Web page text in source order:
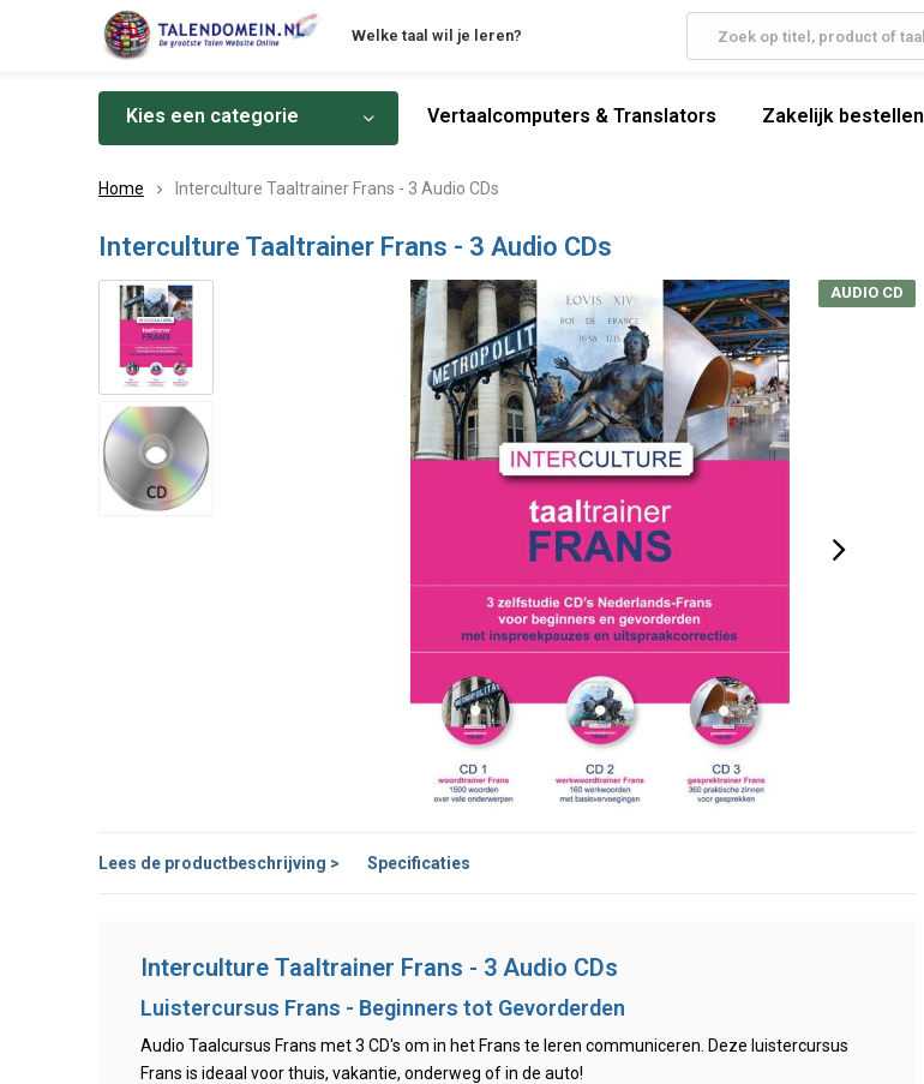
Welke taal wil je leren?
Kies een categorie Vertaalcomputers & Translators Zakelijk bestellen
Home Interculture Taaltrainer Frans - 3 Audio CDs
Interculture Taaltrainer Frans - 3 Audio CDs
AUDIO CD
Lees de productbeschrijving > Specificaties
Interculture Taaltrainer Frans - 3 Audio CDs
Luistercursus Frans - Beginners tot Gevorderden
Audio Taalcursus Frans met 3 CD's om in het Frans te leren communiceren. Deze luistercursus
Frans is ideaal voor thuis, vakantie, onderweg of in de auto!